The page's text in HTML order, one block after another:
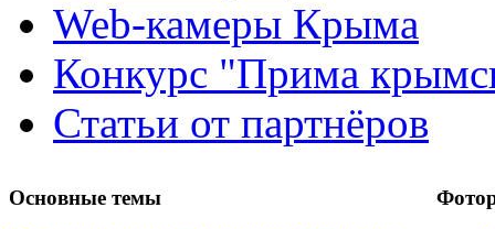
Web-камеры Крыма
Конкурс "Прима
Статьи от партнёров
Основные темы